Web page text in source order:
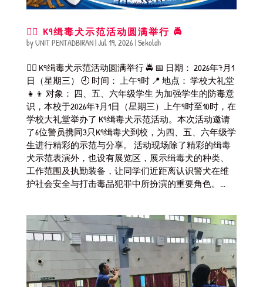
🐕‍🦺 K9缉毒犬示范活动圆满举行 🚔
byUNIT PENTADBIRAN|Jul 19, 2026 |Sekolah
🐕‍🦺 K9缉毒犬示范活动圆满举行 🚔 📅 日期： 2026年7月1
日（星期三） 🕘 时间： 上午9时 📍 地点： 学校大礼堂
👧👦 对象： 四、五、六年级学生 为加强学生的防毒意
识，本校于2026年7月1日（星期三）上午9时至10时，在
学校大礼堂举办了 K9缉毒犬示范活动。本次活动邀请
了6位警员携同3只K9缉毒犬到校，为四、五、六年级学
生进行精彩的示范与分享。 活动现场除了精彩的缉毒
犬示范表演外，也设有展览区，展示缉毒犬的种类、
工作范围及执勤装备，让同学们近距离认识警犬在维
护社会安全与打击毒品犯罪中所扮演的重要角色。...